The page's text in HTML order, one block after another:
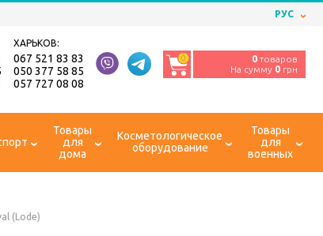
РУС
ХАРЬКОВ:
067 521 83 83
050 377 58 85
057 727 08 08
0 0 товаров
На сумму 0 грн
Товары
для
дома
Косметологическое
оборудование
Товары
для
военных
(Lode)